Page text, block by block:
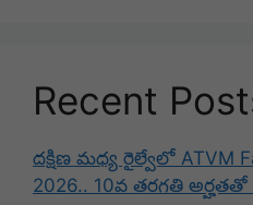
Recent
దక్షిణ మధ్య రైల్వేలో ATVM
2026.. 10వ తరగతి